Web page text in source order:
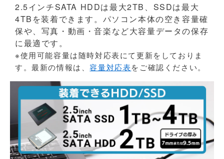
2.5インチSATA HDDは最大2TB、SSDは最大
4TBを装着できます。パソコン本体の空き容量確
保や、写真・動画・音楽など大容量データの保存
に最適です。
※使用可能容量は随時対応表にて更新をしておりま
す。最新の情報は、容量対応表をご確認ください。